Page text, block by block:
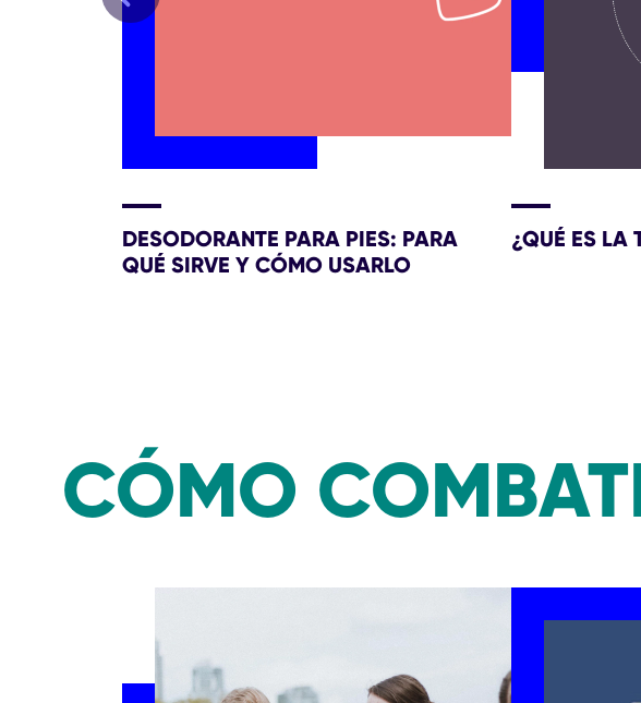
DESODORANTE PARA PIES: PARA
QUÉ SIRVE Y CÓMO USARLO
¿QUÉ ES LA
CÓMO